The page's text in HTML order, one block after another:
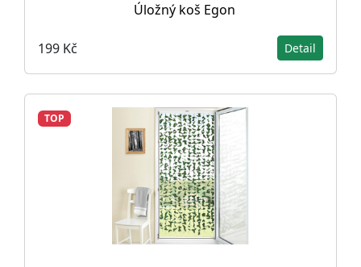
Úložný koš Egon
199 Kč Detail
TOP